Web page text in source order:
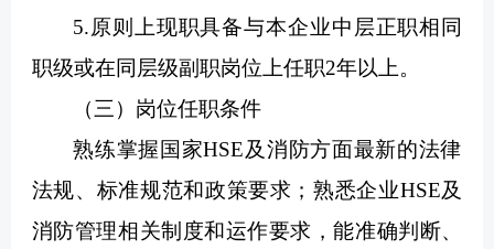
5.原则上现职具备与本企业中层正职相同
职级或在同层级副职岗位上任职2年以上。
（三）岗位任职条件
熟练掌握国家HSE及消防方面最新的法律
法规、标准规范和政策要求；熟悉企业HSE及
消防管理相关制度和运作要求，能准确判断、